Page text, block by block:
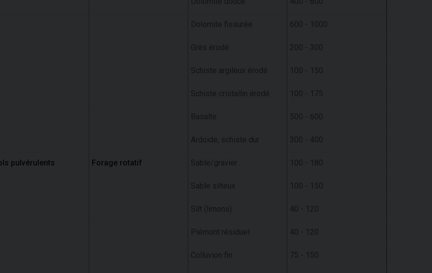
Dolomite fissurée 600 - 1000
Grès érodé 200 - 300
Schiste argileux érodé 100 - 150
Schiste cristallin érodé 100 - 175
Basalte 500 - 600
Ardoide, schiste dur 300 - 400
pulvérulents Forage rotatif Sable/gravier 100 - 180
Sable silteux 100 - 150
Silt (limons) 40 - 120
Piémont résiduel 40 - 120
Colluvion fin 75 - 150